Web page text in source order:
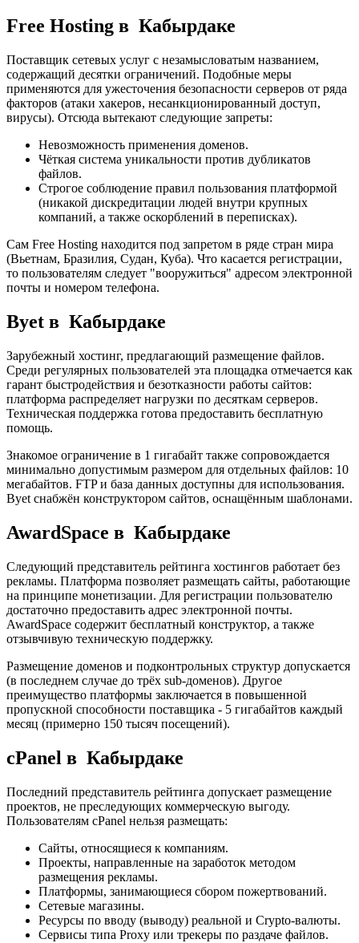
Free Hosting в Кабырдаке
Поставщик сетевых услуг с незамысловатым названием,
содержащий десятки ограничений. Подобные меры
применяются для ужесточения безопасности серверов от ряда
факторов (атаки хакеров, несанкционированный доступ,
вирусы). Отсюда вытекают следующие запреты:
Невозможность применения доменов.
Чёткая система уникальности против дубликатов
файлов.
Строгое соблюдение правил пользования платформой
(никакой дискредитации людей внутри крупных
компаний, а также оскорблений в переписках).
Сам Free Hosting находится под запретом в ряде стран мира
(Вьетнам, Бразилия, Судан, Куба). Что касается регистрации,
то пользователям следует "вооружиться" адресом электронной
почты и номером телефона.
Byet в Кабырдаке
Зарубежный хостинг, предлагающий размещение файлов.
Среди регулярных пользователей эта площадка отмечается как
гарант быстродействия и безотказности работы сайтов:
платформа распределяет нагрузки по десяткам серверов.
Техническая поддержка готова предоставить бесплатную
помощь.
Знакомое ограничение в 1 гигабайт также сопровождается
минимально допустимым размером для отдельных файлов: 10
мегабайтов. FTP и база данных доступны для использования.
Byet снабжён конструктором сайтов, оснащённым шаблонами.
AwardSpace в Кабырдаке
Следующий представитель рейтинга хостингов работает без
рекламы. Платформа позволяет размещать сайты, работающие
на принципе монетизации. Для регистрации пользователю
достаточно предоставить адрес электронной почты.
AwardSpace содержит бесплатный конструктор, а также
отзывчивую техническую поддержку.
Размещение доменов и подконтрольных структур допускается
(в последнем случае до трёх sub-доменов). Другое
преимущество платформы заключается в повышенной
пропускной способности поставщика - 5 гигабайтов каждый
месяц (примерно 150 тысяч посещений).
cPanel в Кабырдаке
Последний представитель рейтинга допускает размещение
проектов, не преследующих коммерческую выгоду.
Пользователям cPanel нельзя размещать:
Сайты, относящиеся к компаниям.
Проекты, направленные на заработок методом
размещения рекламы.
Платформы, занимающиеся сбором пожертвований.
Сетевые магазины.
Ресурсы по вводу (выводу) реальной и Crypto-валюты.
Сервисы типа Proxy или трекеры по раздаче файлов.